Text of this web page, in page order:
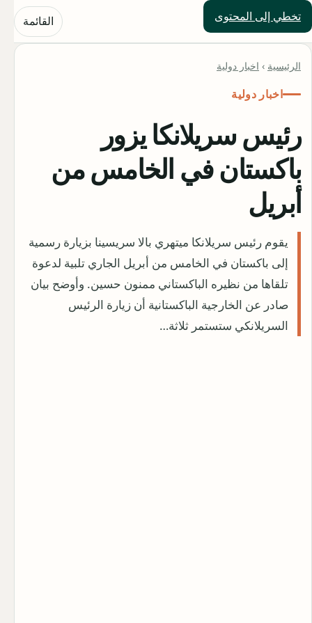
تخطي إلى المحتوى
حلول العالم القائمة
الرئيسية › اخبار دولية
اخبار دولية
رئيس سريلانكا يزور
باكستان في الخامس من
أبريل
يقوم رئيس سريلانكا ميتهري بالا سريسينا بزيارة رسمية
إلى باكستان في الخامس من أبريل الجاري تلبية لدعوة
تلقاها من نظيره الباكستاني ممنون حسين. وأوضح بيان
صادر عن الخارجية الباكستانية أن زيارة الرئيس
السريلانكي ستستمر ثلاثة…